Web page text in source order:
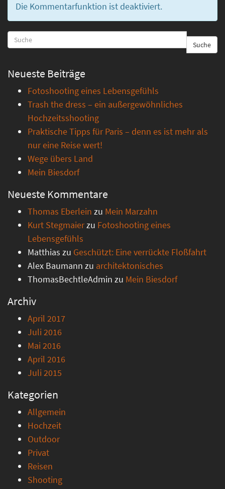
Die Kommentarfunktion ist deaktiviert.
Suche
Neueste Beiträge
Fotoshooting eines Lebensgefühls
Trash the dress – ein außergewöhnliches
Hochzeitsshooting
Praktische Tipps für Paris – denn es ist mehr als
nur eine Reise wert!
Wege übers Land
Mein Biesdorf
Neueste Kommentare
Thomas Eberlein zu Mein Marzahn
Kurt Stegmaierzu Fotoshooting eines
Lebensgefühls
Matthias zu Geschützt: Eine verrückte Floßfahrt
Alex Baumann zu architektonisches
ThomasBechtleAdmin zu Mein Biesdorf
Archiv
April 2017
Juli 2016
Mai 2016
April 2016
Juli 2015
Kategorien
Allgemein
Hochzeit
Outdoor
Privat
Reisen
Shooting